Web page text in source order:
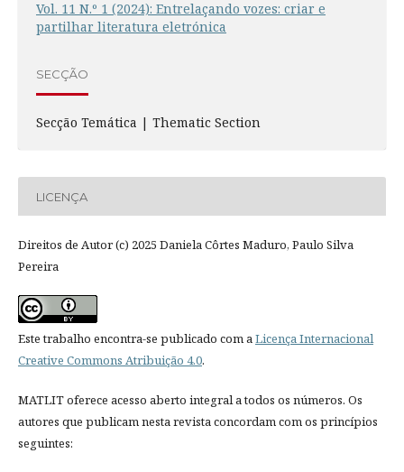
Vol. 11 N.º 1 (2024): Entrelaçando vozes: criar e
partilhar literatura eletrónica
SECÇÃO
Secção Temática | Thematic Section
LICENÇA
Direitos de Autor (c) 2025 Daniela Côrtes Maduro, Paulo Silva
Pereira
Este trabalho encontra-se publicado com aLicença Internacional
Creative Commons Atribuição 4.0.
MATLIT oferece acesso aberto integral a todos os números. Os
autores que publicam nesta revista concordam com os princípios
seguintes: